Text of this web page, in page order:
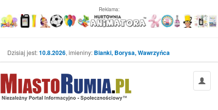
Reklama:
Dzisiaj jest:10.8.2026, imieniny: Bianki, Borysa, Wawrzyńca